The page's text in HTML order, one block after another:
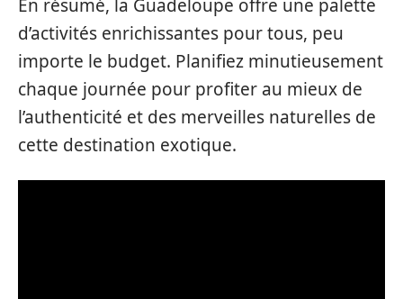
En résumé, la Guadeloupe offre une palette
d’activités enrichissantes pour tous, peu
importe le budget. Planifiez minutieusement
chaque journée pour profiter au mieux de
l’authenticité et des merveilles naturelles de
cette destination exotique.